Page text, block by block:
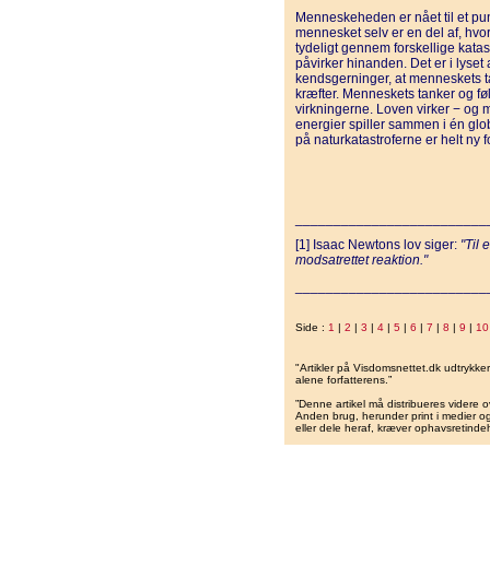
Menneskeheden er nået til et
mennesket selv er en del af,
tydeligt gennem forskellige
påvirker hinanden. Det er i
kendsgerninger, at menneskets
kræfter. Menneskets tanker og
virkningerne. Loven virker − og
energier spiller sammen i én
på naturkatastroferne er helt ny
[1] Isaac Newtons lov siger: "Til
modsatrettet reaktion."
Side : 1 | 2 | 3 | 4 | 5 | 6 | 7 | 8 | 9 | 10
"Artikler på Visdomsnettet.dk
alene forfatterens.”
”Denne artikel må distribueres videre
Anden brug, herunder print i medier
eller dele heraf, kræver